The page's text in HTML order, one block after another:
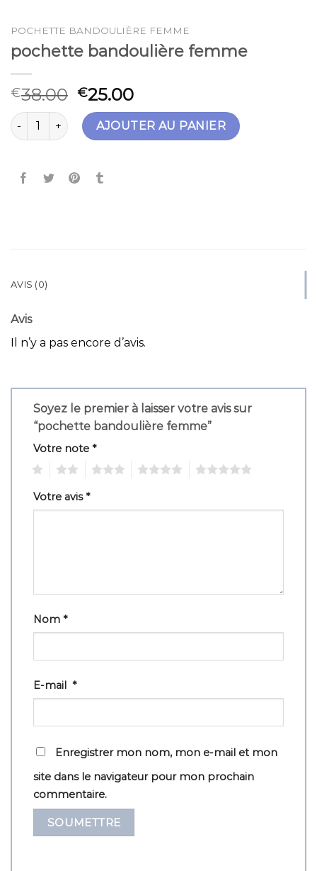
POCHETTE BANDOULIÈRE FEMME
pochette bandoulière femme
€38.00 €25.00
quantité de pochette bandoulière femme
AJOUTER AU PANIER
AVIS (0)
Avis
Il n’y a pas encore d’avis.
Soyez le premier à laisser votre avis sur
“pochette bandoulière femme”
Votre note *
Votre avis*
Nom *
E-mail *
Enregistrer mon nom, mon e-mail et mon
site dans le navigateur pour mon prochain
commentaire.